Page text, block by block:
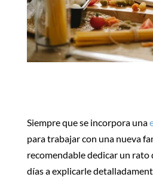
Siempre que se incorpora una
para trabajar con una nueva
recomendable dedicar un
días a explicarle